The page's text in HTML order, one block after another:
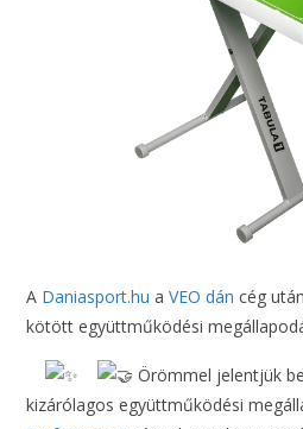
A Daniasport.hu aVEO dán cég
kötött együttműködési
Örömmel jelentjük
kizárólagos együttműködési